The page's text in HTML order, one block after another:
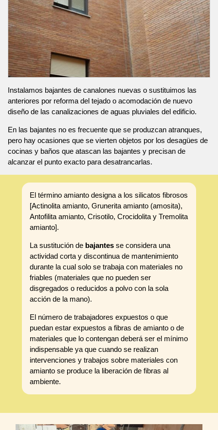
Instalamos bajantes de canalones nuevas o sustituimos las
anteriores por reforma del tejado o acomodación de nuevo
diseño de las canalizaciones de aguas pluviales del edificio.
En las bajantes no es frecuente que se produzcan atranques,
pero hay ocasiones que se vierten objetos por los desagües de
cocinas y baños que atascan las bajantes y precisan de
alcanzar el punto exacto para desatrancarlas.
El término amianto designa a los silicatos fibrosos
[Actinolita amianto, Grunerita amianto (amosita),
Antofilita amianto, Crisotilo, Crocidolita y Tremolita
amianto].
La sustitución de bajantesse considera una
actividad corta y discontinua de mantenimiento
durante la cual solo se trabaja con materiales no
friables (materiales que no pueden ser
disgregados o reducidos a polvo con la sola
acción de la mano).
El número de trabajadores expuestos o que
puedan estar expuestos a fibras de amianto o de
materiales que lo contengan deberá ser el mínimo
indispensable ya que cuando se realizan
intervenciones y trabajos sobre materiales con
amianto se produce la liberación de fibras al
ambiente.